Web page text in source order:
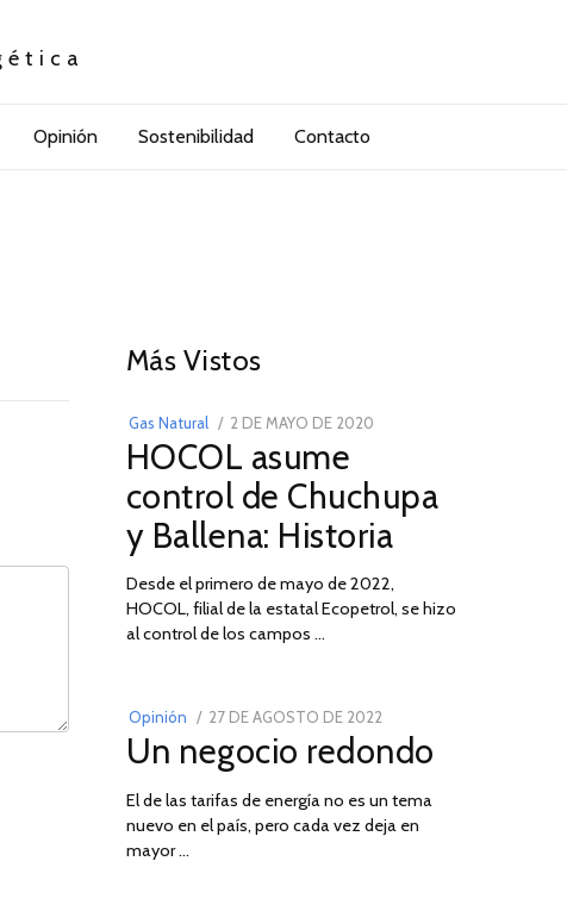
Opinión Sostenibilidad Contacto
Más Vistos
Gas Natural
POSTED
ON
2 DE MAYO DE 2020
DE
2026
HOCOL asume
control de Chuchupa
y Ballena: Historia
Desde el primero de mayo de 2022,
HOCOL, filial de la estatal Ecopetrol, se hizo
al control de los campos …
Opinión
POSTED
ON
27 DE AGOSTO DE 202230
DE
DE
2022
Un negocio redondo
El de las tarifas de energía no es un tema
nuevo en el país, pero cada vez deja en
mayor …
03